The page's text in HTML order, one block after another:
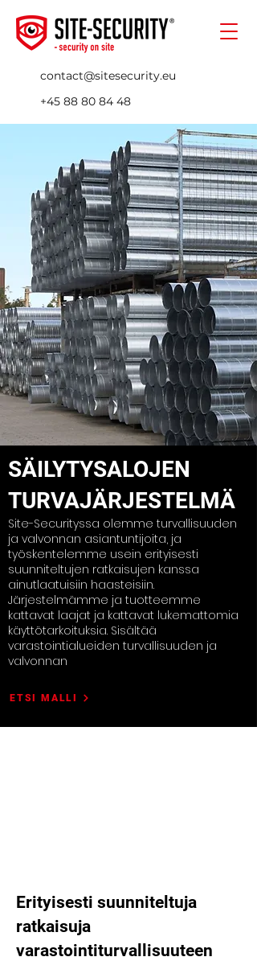
contact@sitesecurity.eu
+45 88 80 84 48
SÄILYTYSALOJEN
TURVAJÄRJESTELMÄ
Site-Securityssa olemme turvallisuuden
ja valvonnan asiantuntijoita, ja
työskentelemme usein erityisesti
suunniteltujen ratkaisujen kanssa
ainutlaatuisiin haasteisiin.
Järjestelmämme ja tuotteemme
kattavat laajat ja kattavat lukemattomia
käyttötarkoituksia. Sisältää
varastointialueiden turvallisuuden ja
valvonnan
ETSI MALLI
Erityisesti suunniteltuja
ratkaisuja
varastointiturvallisuuteen